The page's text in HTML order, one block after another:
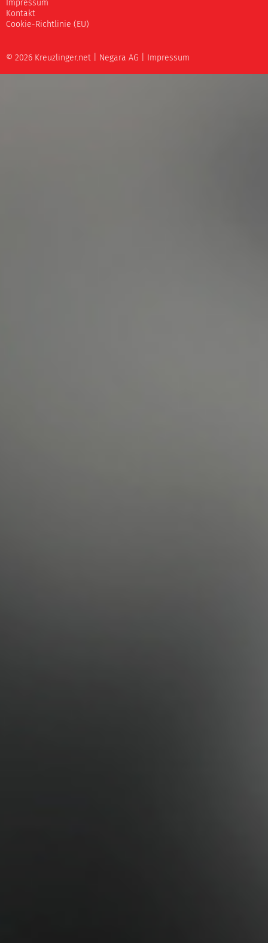
Impressum
Kontakt
Cookie-Richtlinie (EU)
© 2026 Kreuzlinger.net | Negara AG Impressum